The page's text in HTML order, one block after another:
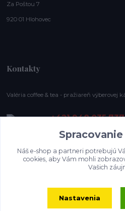
Za Poštou 7
920 01 Hlohovec
Kontakty
Valéria coffee & tea - pražiareň výberovej
+421 948 035 737
info@valeriacoffee.sk
Náš e-shop a partneri potrebujú
cookies, aby Vám mohli
Vašich
Nastavenia